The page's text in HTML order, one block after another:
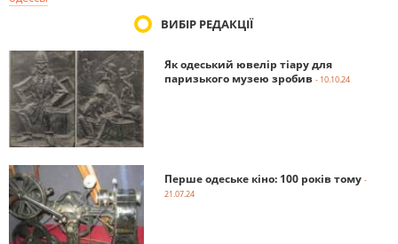
ВИБІР РЕДАКЦІЇ
Як одеський ювелір тіару для
паризького музею зробив - 10.10.24
Перше одеське кіно: 100 років тому -
21.07.24